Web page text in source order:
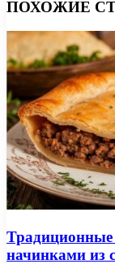
ПОХОЖИЕ
Традиционные
начинками из